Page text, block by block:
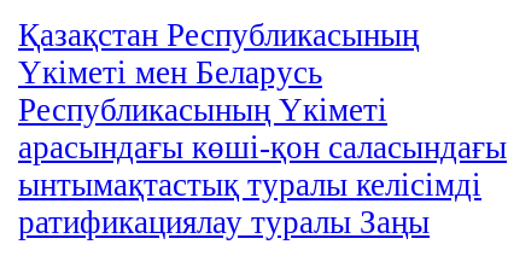
Қазақстан Республикасының
Үкіметі мен Беларусь
Республикасының Үкіметі
арасындағы көші-қон саласындағы
ынтымақтастық туралы келісімді
ратификациялау туралы Заңы